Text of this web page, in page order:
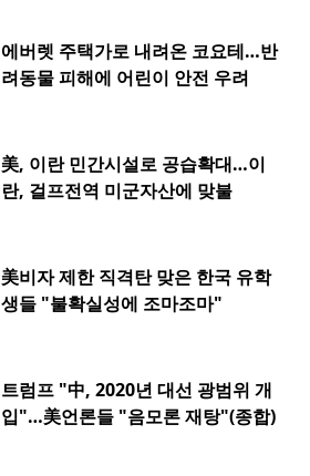
에버렛 주택가로 내려온 코요테…반
려동물 피해에 어린이 안전 우려
美, 이란 민간시설로 공습확대…이
란, 걸프전역 미군자산에 맞불
美비자 제한 직격탄 맞은 한국 유학
생들 "불확실성에 조마조마"
트럼프 "中, 2020년 대선 광범위 개
입"…美언론들 "음모론 재탕"(종합)